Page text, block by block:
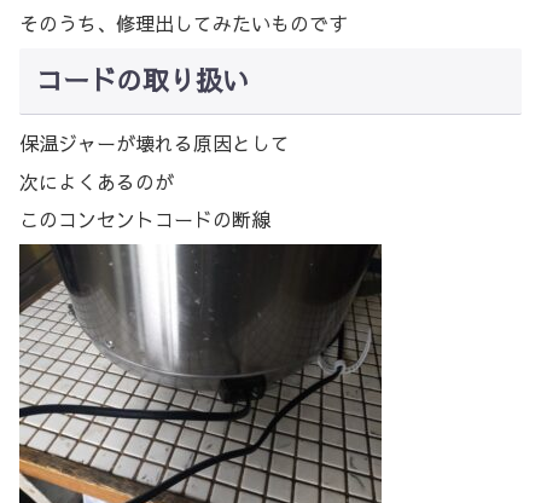
そのうち、修理出してみたいものです
コードの取り扱い
保温ジャーが壊れる原因として
次によくあるのが
このコンセントコードの断線